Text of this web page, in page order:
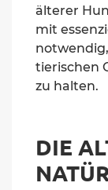
älterer
mit
tierischen
zu halten.
DIE